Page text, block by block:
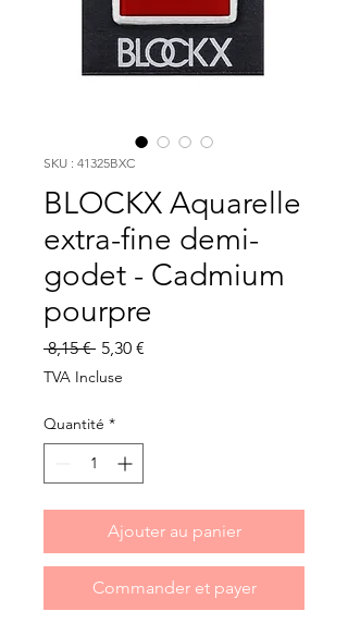
SKU : 41325BXC
BLOCKX Aquarelle
extra-fine demi-
godet - Cadmium
pourpre
8,15 € Prix
original
5,30 €
TVA Incluse
Quantité *
Ajouter au panier
Commander et payer